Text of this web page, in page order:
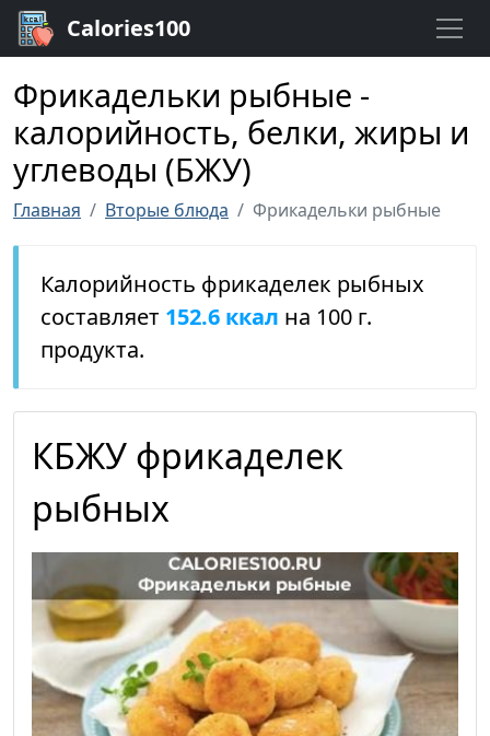
Calories100
Фрикадельки рыбные -
калорийность, белки, жиры и
углеводы (БЖУ)
Главная Вторые блюда Фрикадельки рыбные
Калорийность фрикаделек рыбных
составляет 152.6 ккал на 100 г.
продукта.
КБЖУ фрикаделек
рыбных